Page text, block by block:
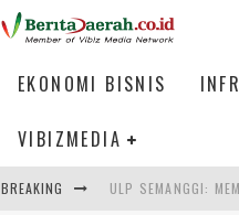
EKONOMI BISNIS
VIBIZMEDIA
BREAKING
ULP SEMANGGI: